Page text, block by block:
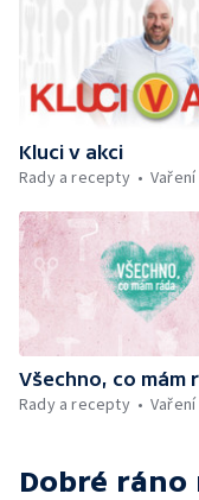
Kluci v akci
Rady a recepty
Vaření
Všechno, co mám
Rady a recepty
Vaření
Dobré ráno